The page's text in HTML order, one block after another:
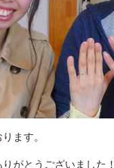
ます。
りがとうございました